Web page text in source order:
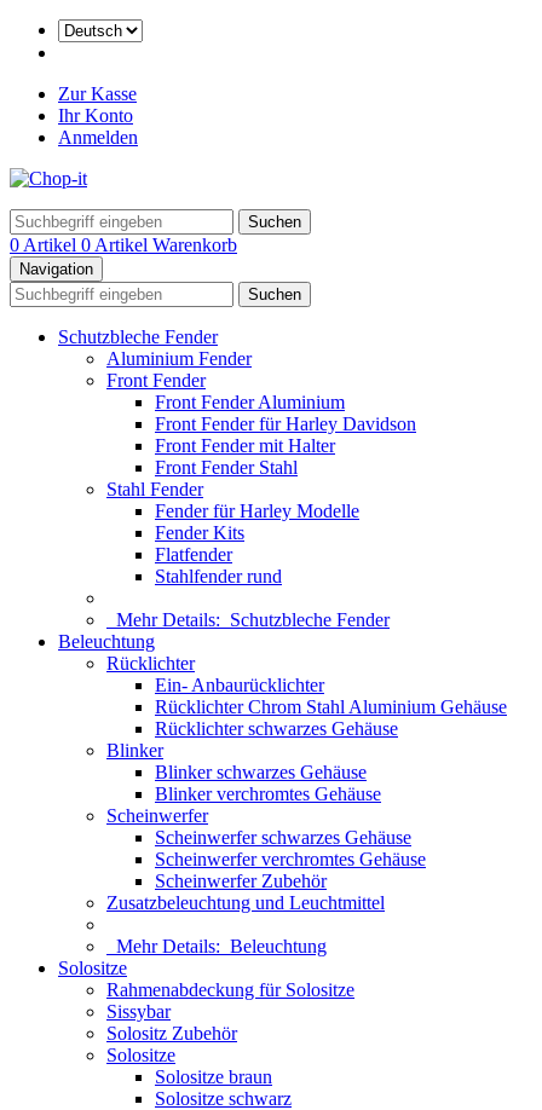
Zur Kasse
Ihr Konto
Anmelden
Suchen
0 Artikel 0 Artikel Warenkorb
Navigation
Suchen
Schutzbleche Fender
Aluminium Fender
Front Fender
Front Fender Aluminium
Front Fender für Harley Davidson
Front Fender mit Halter
Front Fender Stahl
Stahl Fender
Fender für Harley Modelle
Fender Kits
Flatfender
Stahlfender rund
Mehr Details: Schutzbleche Fender
Beleuchtung
Rücklichter
Ein- Anbaurücklichter
Rücklichter Chrom Stahl Aluminium Gehäuse
Rücklichter schwarzes Gehäuse
Blinker
Blinker schwarzes Gehäuse
Blinker verchromtes Gehäuse
Scheinwerfer
Scheinwerfer schwarzes Gehäuse
Scheinwerfer verchromtes Gehäuse
Scheinwerfer Zubehör
Zusatzbeleuchtung und Leuchtmittel
Mehr Details: Beleuchtung
Solositze
Rahmenabdeckung für Solositze
Sissybar
Solositz Zubehör
Solositze
Solositze braun
Solositze schwarz